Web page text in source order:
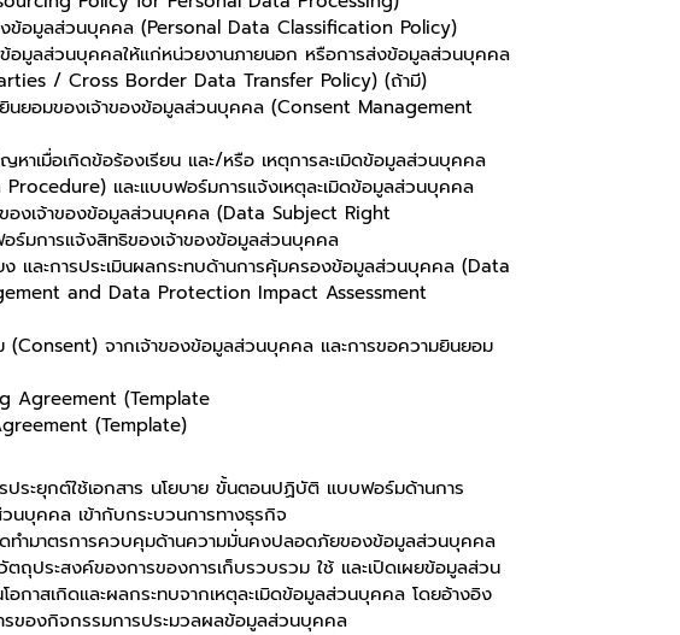
งข้อมูลส่วนบุคคล (Personal Data Classification Policy)
ข้อมูลส่วนบุคคลให้แก่หน่วยงานภายนอก หรือการส่งข้อมูลส่วนบุคคล
/ Cross Border Data Transfer Policy) (ถ้ามี)
นยอมของเจ้าของข้อมูลส่วนบุคคล (Consent Management
าเมื่อเกิดข้อร้องเรียน และ/หรือ เหตุการละเมิดข้อมูลส่วนบุคคล
และแบบฟอร์มการแจ้งเหตุละเมิดข้อมูลส่วนบุคคล
องเจ้าของข้อมูลส่วนบุคคล (Data Subject Right
ร์มการแจ้งสิทธิของเจ้าของข้อมูลส่วนบุคคล
ง และการประเมินผลกระทบด้านการคุ้มครองข้อมูลส่วนบุคคล (Data
and Data Protection Impact Assessment
(Consent) จากเจ้าของข้อมูลส่วนบุคคล และการขอความยินยอม
Agreement (Template
(Template)
รประยุกต์ใช้เอกสาร นโยบาย ขั้นตอนปฏิบัติ แบบฟอร์มด้านการ
นบุคคล เข้ากับกระบวนการทางธุรกิจ
ดทำมาตรการควบคุมด้านความมั่นคงปลอดภัยของข้อมูลส่วนบุคคล
ถุประสงค์ของการของการเก็บรวบรวม ใช้ และเปิดเผยข้อมูลส่วน
กาสเกิดและผลกระทบจากเหตุละเมิดข้อมูลส่วนบุคคล โดยอ้างอิง
รของกิจกรรมการประมวลผลข้อมูลส่วนบุคคล